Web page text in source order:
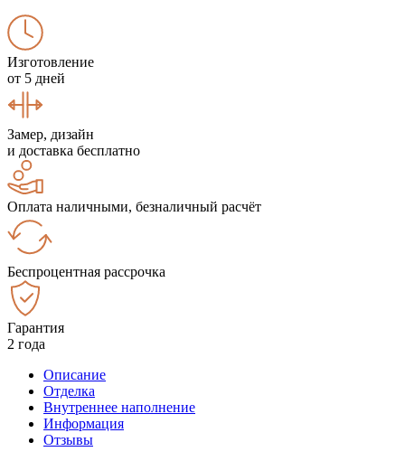
Изготовление
от 5 дней
Замер, дизайн
и доставка бесплатно
Оплата наличными, безналичный расчёт
Беспроцентная рассрочка
Гарантия
2 года
Описание
Отделка
Внутреннее наполнение
Информация
Отзывы